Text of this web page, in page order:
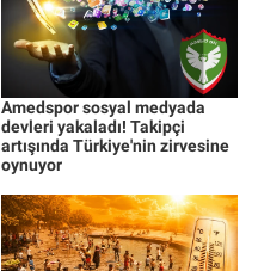
Amedspor sosyal medyada
devleri yakaladı! Takipçi
artışında Türkiye'nin zirvesine
oynuyor